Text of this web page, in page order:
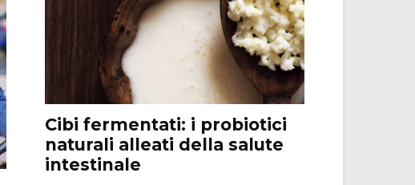
Cibi fermentati: i probiotici
naturali alleati della salute
intestinale